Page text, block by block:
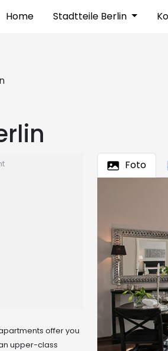
Home Stadtteile Berlin
offer you
upper-class
Foto